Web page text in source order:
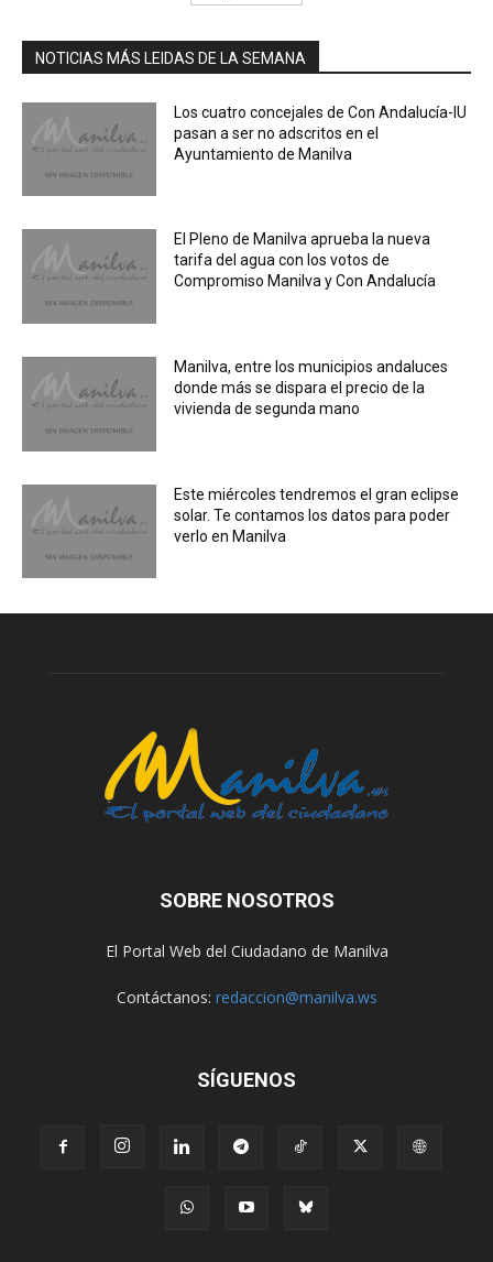
NOTICIAS MÁS LEIDAS DE LA SEMANA
Los cuatro concejales de Con Andalucía-IU
pasan a ser no adscritos en el
Ayuntamiento de Manilva
El Pleno de Manilva aprueba la nueva
tarifa del agua con los votos de
Compromiso Manilva y Con Andalucía
Manilva, entre los municipios andaluces
donde más se dispara el precio de la
vivienda de segunda mano
Este miércoles tendremos el gran eclipse
solar. Te contamos los datos para poder
verlo en Manilva
SOBRE NOSOTROS
El Portal Web del Ciudadano de Manilva
Contáctanos: redaccion@manilva.ws
SÍGUENOS